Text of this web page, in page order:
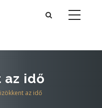
az idő
az idő